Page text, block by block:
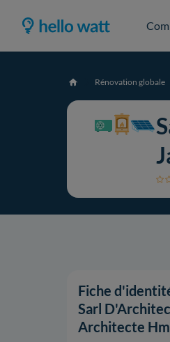
Accueil Rénovation globale
Fiche
Sarl
Architecte